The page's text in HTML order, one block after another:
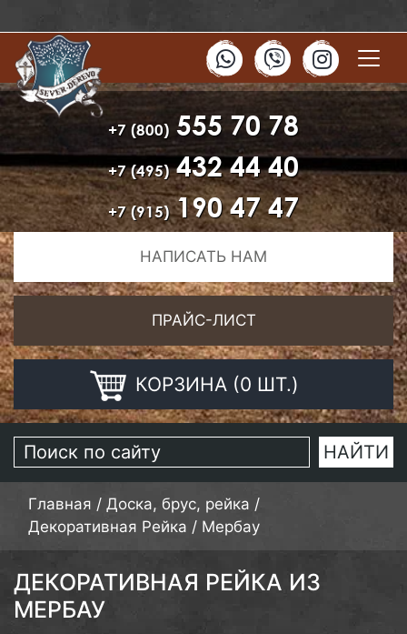
+7 (800) 555 70 78
+7 (495)432 44 40
+7 (915)190 47 47
НАПИСАТЬ НАМ
ПРАЙС-ЛИСТ
КОРЗИНА (0 ШТ.)
Главная / Доска, брус, рейка /
Декоративная Рейка / Мербау
ДЕКОРАТИВНАЯ РЕЙКА ИЗ
МЕРБАУ